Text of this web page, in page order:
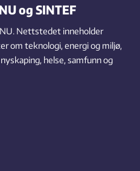
og SINTEF
Nettstedet inneholder
om teknologi, energi og miljø,
helse, samfunn og